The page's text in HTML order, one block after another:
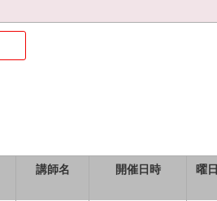
講師名 開催日時 曜日